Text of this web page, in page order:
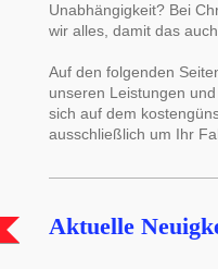
Unabhängigkeit? Bei
wir alles, damit das
Auf den folgenden
unseren Leistungen
sich auf dem
ausschließlich um Ihr
Aktuelle